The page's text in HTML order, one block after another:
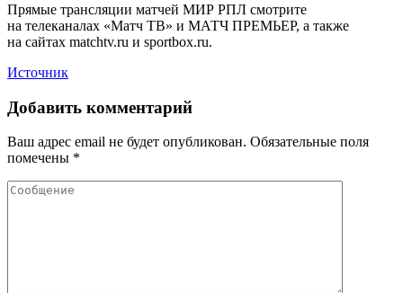
Прямые трансляции матчей МИР РПЛ смотрите
на телеканалах «Матч ТВ» и МАТЧ ПРЕМЬЕР, а также
на сайтах matchtv.ru и sportbox.ru.
Источник
Добавить комментарий
Ваш адрес email не будет опубликован. Обязательные поля
помечены *